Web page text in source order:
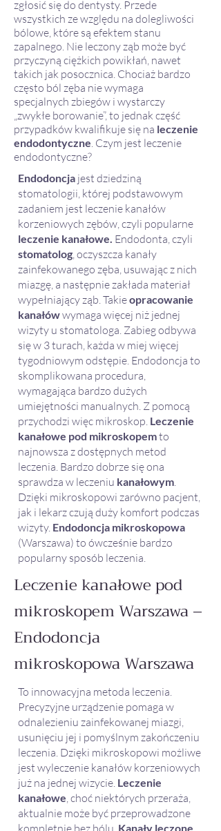
zgłosić się do dentysty. Przede
wszystkich ze względu na dolegliwości
bólowe, które są efektem stanu
zapalnego. Nie leczony ząb może być
przyczyną ciężkich powikłań, nawet
takich jak posocznica. Chociaż bardzo
często ból zęba nie wymaga
specjalnych zbiegów i wystarczy
„zwykłe borowanie”, to jednak część
przypadków kwalifikuje się na leczenie
endodontyczne. Czym jest leczenie
endodontyczne?
Endodoncja jest dziedziną
stomatologii, której podstawowym
zadaniem jest leczenie kanałów
korzeniowych zębów, czyli popularne
leczenie kanałowe. Endodonta, czyli
stomatolog, oczyszcza kanały
zainfekowanego zęba, usuwając z nich
miazgę, a następnie zakłada materiał
wypełniający ząb. Takieopracowanie
kanałówwymaga więcej niż jednej
wizyty u stomatologa. Zabieg odbywa
się w 3 turach, każda w miej więcej
tygodniowym odstępie. Endodoncja to
skomplikowana procedura,
wymagająca bardzo dużych
umiejętności manualnych. Z pomocą
przychodzi więc mikroskop. Leczenie
kanałowe pod mikroskopemto
najnowsza z dostępnych metod
leczenia. Bardzo dobrze się ona
sprawdza w leczeniu kanałowym.
Dzięki mikroskopowi zarówno pacjent,
jak i lekarz czują duży komfort podczas
wizyty. Endodoncja mikroskopowa
(Warszawa) to ówcześnie bardzo
popularny sposób leczenia.
Leczenie kanałowe pod
mikroskopem Warszawa –
Endodoncja
mikroskopowa Warszawa
To innowacyjna metoda leczenia.
Precyzyjne urządzenie pomaga w
odnalezieniu zainfekowanej miazgi,
usunięciu jej i pomyślnym zakończeniu
leczenia. Dzięki mikroskopowi możliwe
jest wyleczenie kanałów korzeniowych
już na jednej wizycie. Leczenie
kanałowe, choć niektórych przeraża,
aktualnie może być przeprowadzone
kompletnie bez bólu. Kanały leczone